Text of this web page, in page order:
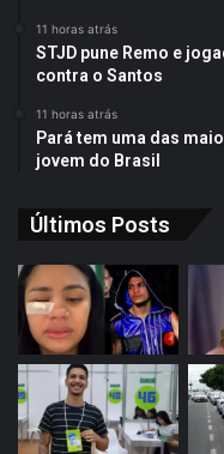
11 horas atrás
STJD pune Remo e
contra o Santos
11 horas atrás
Pará tem uma das
jovem do Brasil
Últimos Posts